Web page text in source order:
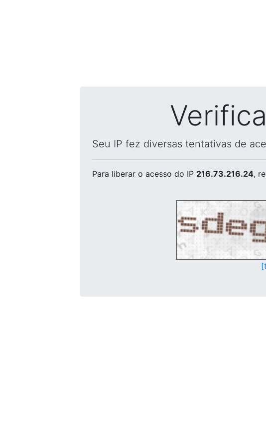
Seu IP fez diversas tentativas de
Para liberar o acesso do IP 216.73.216.24,